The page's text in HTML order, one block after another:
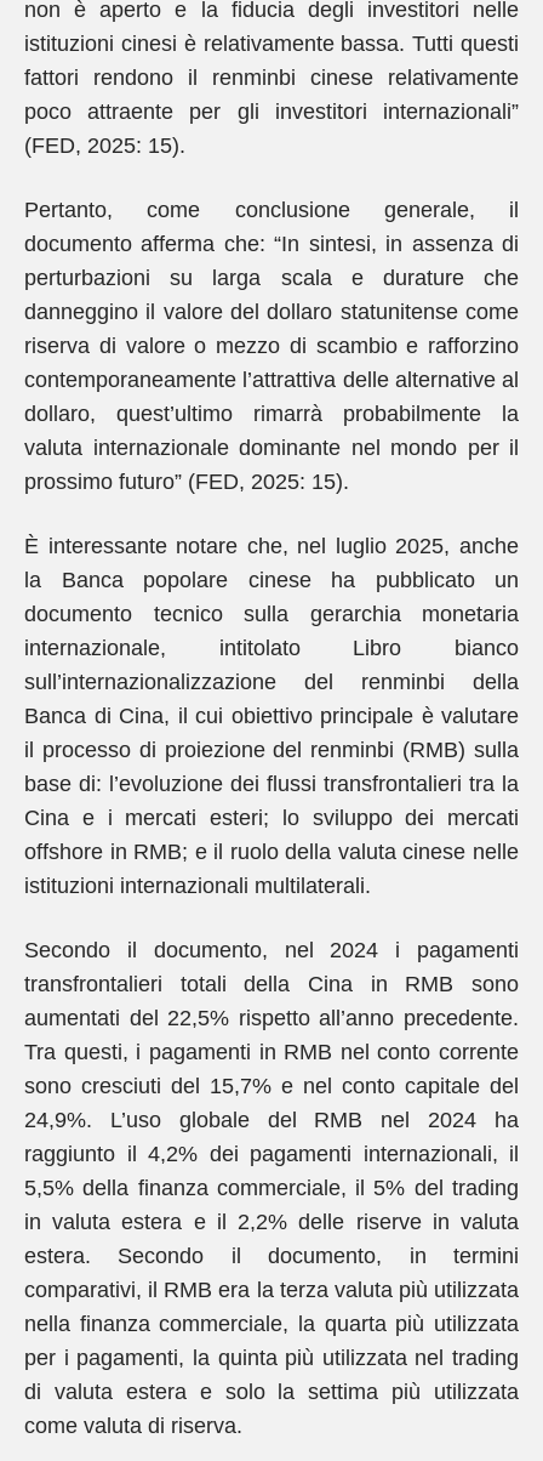
non è aperto e la fiducia degli investitori nelle
istituzioni cinesi è relativamente bassa. Tutti questi
fattori rendono il renminbi cinese relativamente
poco attraente per gli investitori internazionali”
(FED, 2025: 15).
Pertanto, come conclusione generale, il
documento afferma che: “In sintesi, in assenza di
perturbazioni su larga scala e durature che
danneggino il valore del dollaro statunitense come
riserva di valore o mezzo di scambio e rafforzino
contemporaneamente l’attrattiva delle alternative al
dollaro, quest’ultimo rimarrà probabilmente la
valuta internazionale dominante nel mondo per il
prossimo futuro” (FED, 2025: 15).
È interessante notare che, nel luglio 2025, anche
la Banca popolare cinese ha pubblicato un
documento tecnico sulla gerarchia monetaria
internazionale, intitolato Libro bianco
sull’internazionalizzazione del renminbi della
Banca di Cina, il cui obiettivo principale è valutare
il processo di proiezione del renminbi (RMB) sulla
base di: l’evoluzione dei flussi transfrontalieri tra la
Cina e i mercati esteri; lo sviluppo dei mercati
offshore in RMB; e il ruolo della valuta cinese nelle
istituzioni internazionali multilaterali.
Secondo il documento, nel 2024 i pagamenti
transfrontalieri totali della Cina in RMB sono
aumentati del 22,5% rispetto all’anno precedente.
Tra questi, i pagamenti in RMB nel conto corrente
sono cresciuti del 15,7% e nel conto capitale del
24,9%. L’uso globale del RMB nel 2024 ha
raggiunto il 4,2% dei pagamenti internazionali, il
5,5% della finanza commerciale, il 5% del trading
in valuta estera e il 2,2% delle riserve in valuta
estera. Secondo il documento, in termini
comparativi, il RMB era la terza valuta più utilizzata
nella finanza commerciale, la quarta più utilizzata
per i pagamenti, la quinta più utilizzata nel trading
di valuta estera e solo la settima più utilizzata
come valuta di riserva.